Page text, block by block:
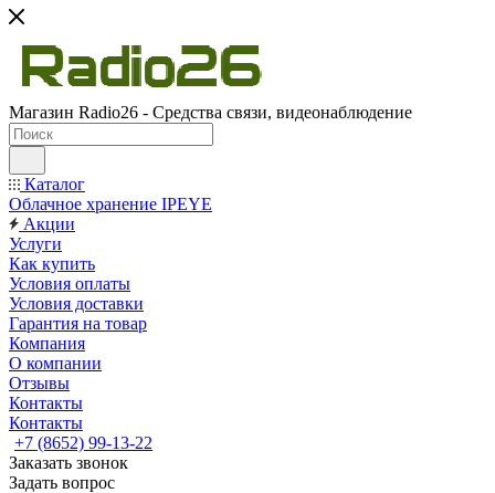
Магазин Radio26 - Средства связи, видеонаблюдение
Каталог
Облачное хранение IPEYE
Акции
Услуги
Как купить
Условия оплаты
Условия доставки
Гарантия на товар
Компания
О компании
Отзывы
Контакты
Контакты
+7 (8652) 99-13-22
Заказать звонок
Задать вопрос